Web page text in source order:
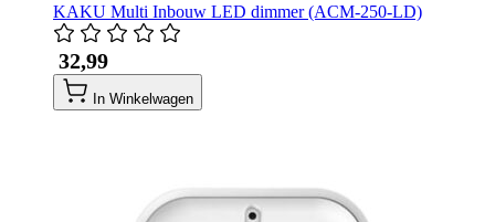
KAKU Multi Inbouw LED dimmer (ACM-250-LD)
​ 32,99
In Winkelwagen